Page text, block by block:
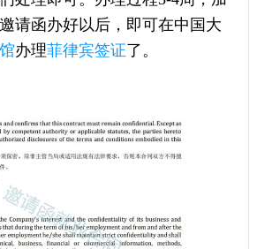
请函办好以后，即可在中国大
办理菲律宾签证了。